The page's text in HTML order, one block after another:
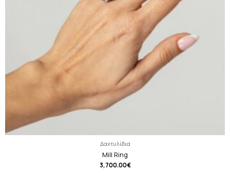
Δαχτυλίδια
Mill Ring
3,700.00€